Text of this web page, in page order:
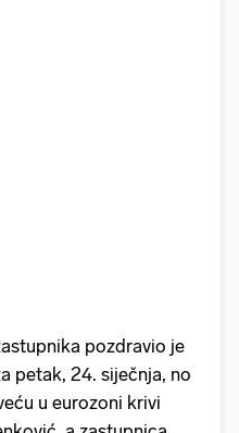
pozdravio je
petak, 24. siječnja, no
u eurozoni krivi